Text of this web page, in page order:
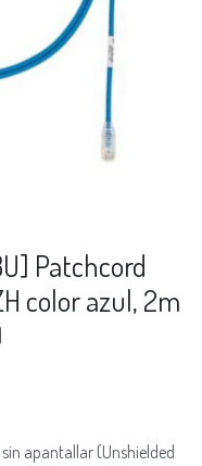
Patchcord
color azul, 2m
apantallar (Unshielded